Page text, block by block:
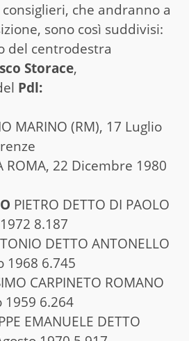
che andranno a
sono così suddivisi:
del centrodestra
Storace,
Pdl:
MARINO (RM), 17 Luglio
ROMA, 22 Dicembre 1980
PIETRO DETTO DI PAOLO
8.187
DETTO ANTONELLO
1968 6.745
CARPINETO ROMANO
1959 6.264
EMANUELE DETTO